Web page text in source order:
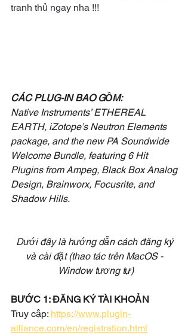
tranh thủ ngay nha !!!
CÁC PLUG-IN BAO GỒM:
Native Instruments’ ETHEREAL
EARTH, iZotope’s Neutron Elements
package, and the new PA Soundwide
Welcome Bundle, featuring 6 Hit
Plugins from Ampeg, Black Box Analog
Design, Brainworx, Focusrite, and
Shadow Hills.
Dưới đây là hướng dẫn cách đăng ký
và cài đặt (thao tác trên MacOS -
Window tương tự)
BƯỚC 1: ĐĂNG KÝ TÀI KHOẢN
Truy cập: https://www.plugin-
alliance.com/en/registration.html